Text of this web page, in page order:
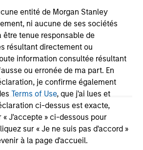
entité de Morgan Stanley
ni aucune de ses sociétés
tenue responsable de
résultant directement ou
information consultée résultant
ou erronée de ma part. En
je confirme également
Terms of Use, que j'ai lues et
ci-dessus est exacte,
J'accepte » ci-dessous pour
sur « Je ne suis pas d'accord »
à la page d'accueil.
Team Members.
this page is for informational
information contained herein does
not be construed as an
services or an offer to sell or a
to buy any securities in any
such offer or solicitation,
be unlawful under the
or other laws of such jurisdiction.
risks, including a loss of principal.
detail page for important